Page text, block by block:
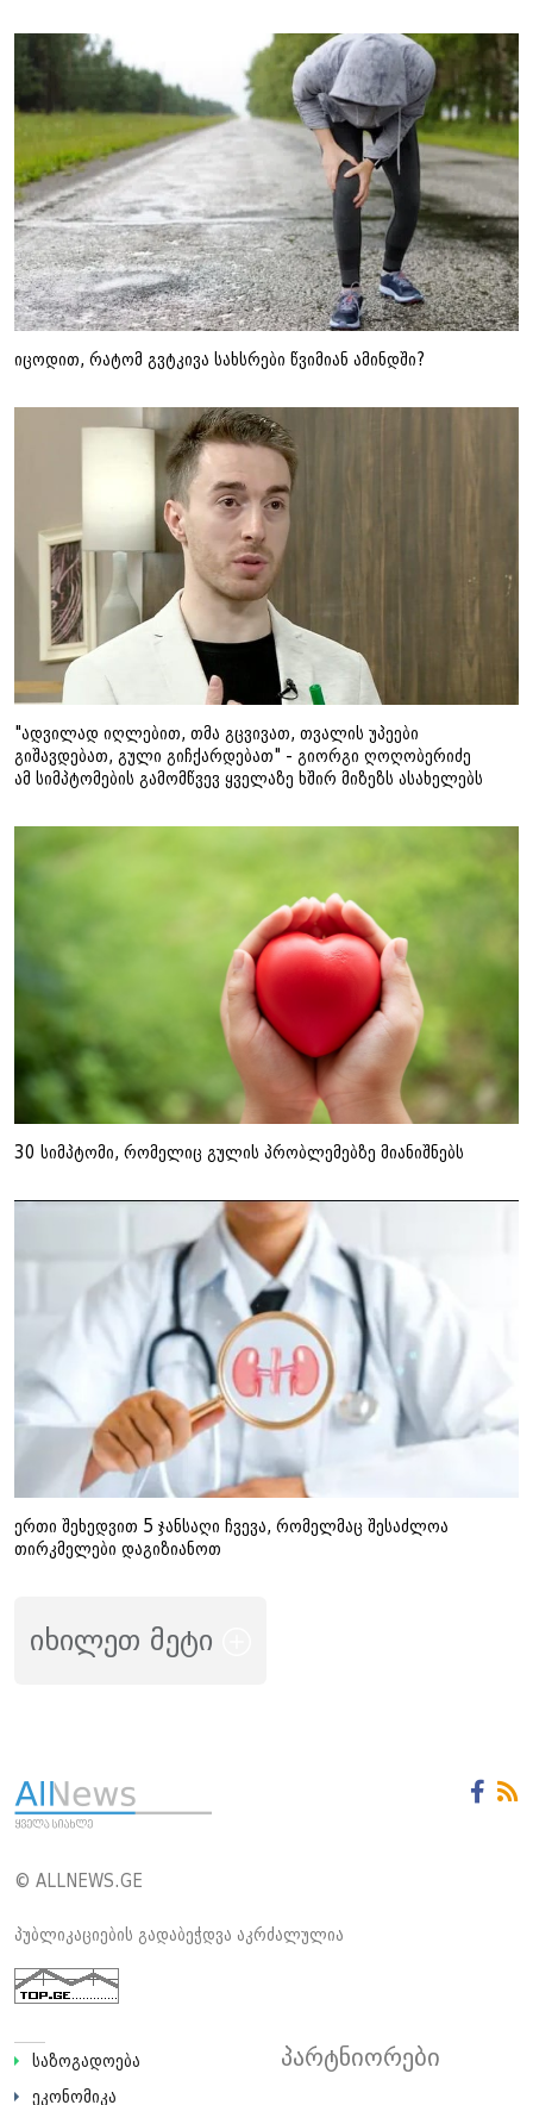
იცოდით, რატომ გვტკივა სახსრები წვიმიან ამინდში?
"ადვილად იღლებით, თმა გცვივათ, თვალის უპეები
გიშავდებათ, გული გიჩქარდებათ" - გიორგი ღოღობერიძე
ამ სიმპტომების გამომწვევ ყველაზე ხშირ მიზეზს ასახელებს
30 სიმპტომი, რომელიც გულის პრობლემებზე მიანიშნებს
ერთი შეხედვით 5 ჯანსაღი ჩვევა, რომელმაც შესაძლოა
თირკმელები დაგიზიანოთ
იხილეთ მეტი
© ALLNEWS.GE
პუბლიკაციების გადაბეჭდვა აკრძალულია
საზოგადოება
ეკონომიკა
პარტნიორები